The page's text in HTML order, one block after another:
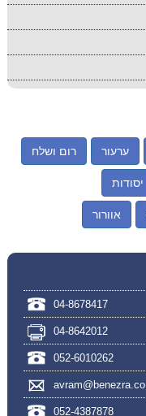
ערעור רום ושלח
יסודות
אוורור
04-8678417
04-8642012
052-6010262
052-4387878